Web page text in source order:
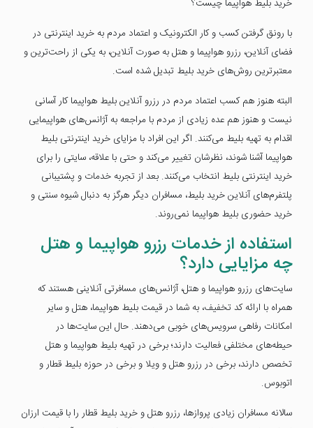
خرید بلیط هواپیما چیست؟
با رونق گرفتن کسب و کار الکترونیک و اعتماد مردم به خرید اینترنتی در
فضای آنلاین، رزرو هواپیما و هتل به صورت آنلاین، به یکی از راحت‌ترین و
معتبرترین روش‌های خرید بلیط تبدیل شده است.
البته هنوز هم کسب اعتماد مردم در رزرو آنلاین بلیط هواپیما کار آسانی
نیست و هنوز هم عده زیادی از مردم با مراجعه به آژانس‌های هواپیمایی
اقدام به تهیه بلیط می‌کنند. اگر این افراد با مزایای خرید اینترنتی بلیط
هواپیما آشنا شوند، نظرشان تغییر می‌کند و حتی با علاقه، سایتی را برای
خرید اینترنتی بلیط انتخاب می‌کنند. بعد از تجربه خدمات و پشتیبانی
پلتفرم‌های آنلاین خرید بلیط، مسافران دیگر هرگز به دنبال شیوه سنتی و
خرید حضوری بلیط هواپیما نمی‌روند.
استفاده از خدمات رزرو هواپیما و هتل
چه مزایایی دارد؟
سایت‌های رزرو هواپیما و هتل، آژانس‌های مسافرتی آنلاینی هستند که
همراه با ارائه کد تخفیف، به شما در قیمت بلیط هواپیما، هتل و سایر
امکانات رفاهی سرویس‌های خوبی می‌دهند. حال این سایت‌ها در
حیطه‌های مختلفی فعالیت دارند؛ برخی در تهیه بلیط هواپیما و هتل
تخصص دارند، برخی در رزرو هتل‌ و ویلا و برخی در حوزه بلیط قطار و
اتوبوس.
سالانه مسافران زیادی پروازها، رزرو هتل و خرید بلیط قطار را با قیمت ارزان